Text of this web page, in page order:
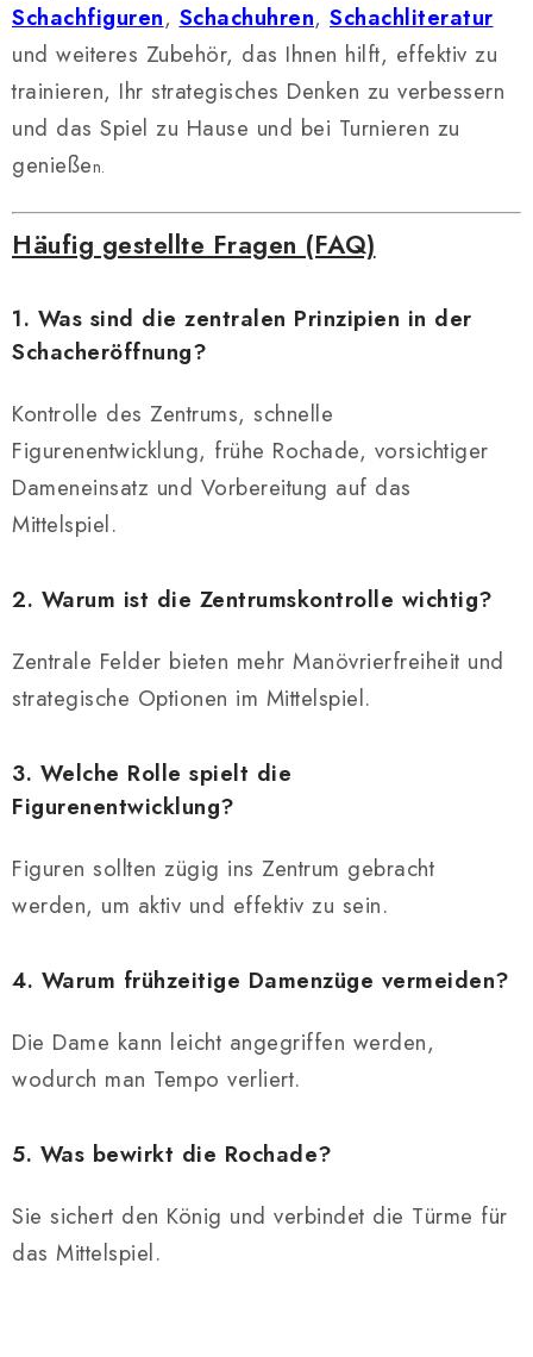
Schachfiguren, Schachuhren, Schachliteratur
und weiteres Zubehör, das Ihnen hilft, effektiv zu
trainieren, Ihr strategisches Denken zu verbessern
und das Spiel zu Hause und bei Turnieren zu
genießen.
Häufig gestellte Fragen (FAQ)
1. Was sind die zentralen Prinzipien in der
Schacheröffnung?
Kontrolle des Zentrums, schnelle
Figurenentwicklung, frühe Rochade, vorsichtiger
Dameneinsatz und Vorbereitung auf das
Mittelspiel.
2. Warum ist die Zentrumskontrolle wichtig?
Zentrale Felder bieten mehr Manövrierfreiheit und
strategische Optionen im Mittelspiel.
3. Welche Rolle spielt die
Figurenentwicklung?
Figuren sollten zügig ins Zentrum gebracht
werden, um aktiv und effektiv zu sein.
4. Warum frühzeitige Damenzüge vermeiden?
Die Dame kann leicht angegriffen werden,
wodurch man Tempo verliert.
5. Was bewirkt die Rochade?
Sie sichert den König und verbindet die Türme für
das Mittelspiel.